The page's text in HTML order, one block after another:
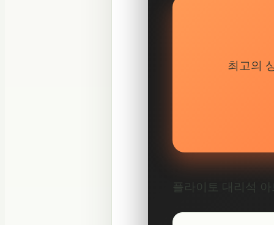
최고의
플라이토 대리석